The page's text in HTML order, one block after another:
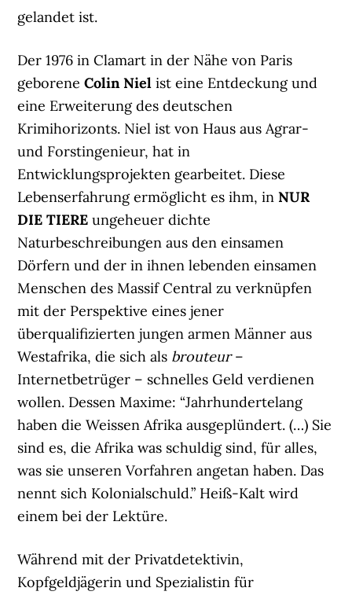
gelandet ist.
Der 1976 in Clamart in der Nähe von Paris
geboreneColin Niel ist eine Entdeckung und
eine Erweiterung des deutschen
Krimihorizonts. Niel ist von Haus aus Agrar-
und Forstingenieur, hat in
Entwicklungsprojekten gearbeitet. Diese
Lebenserfahrung ermöglicht es ihm, inNUR
DIE TIERE ungeheuer dichte
Naturbeschreibungen aus den einsamen
Dörfern und der in ihnen lebenden einsamen
Menschen des Massif Central zu verknüpfen
mit der Perspektive eines jener
überqualifizierten jungen armen Männer aus
Westafrika, die sich als brouteur–
Internetbetrüger – schnelles Geld verdienen
wollen. Dessen Maxime: “Jahrhundertelang
haben die Weissen Afrika ausgeplündert. (…) Sie
sind es, die Afrika was schuldig sind, für alles,
was sie unseren Vorfahren angetan haben. Das
nennt sich Kolonialschuld.” Heiß-Kalt wird
einem bei der Lektüre.
Während mit der Privatdetektivin,
Kopfgeldjägerin und Spezialistin für